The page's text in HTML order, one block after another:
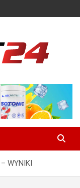
K-1, UFC
WYNIKI